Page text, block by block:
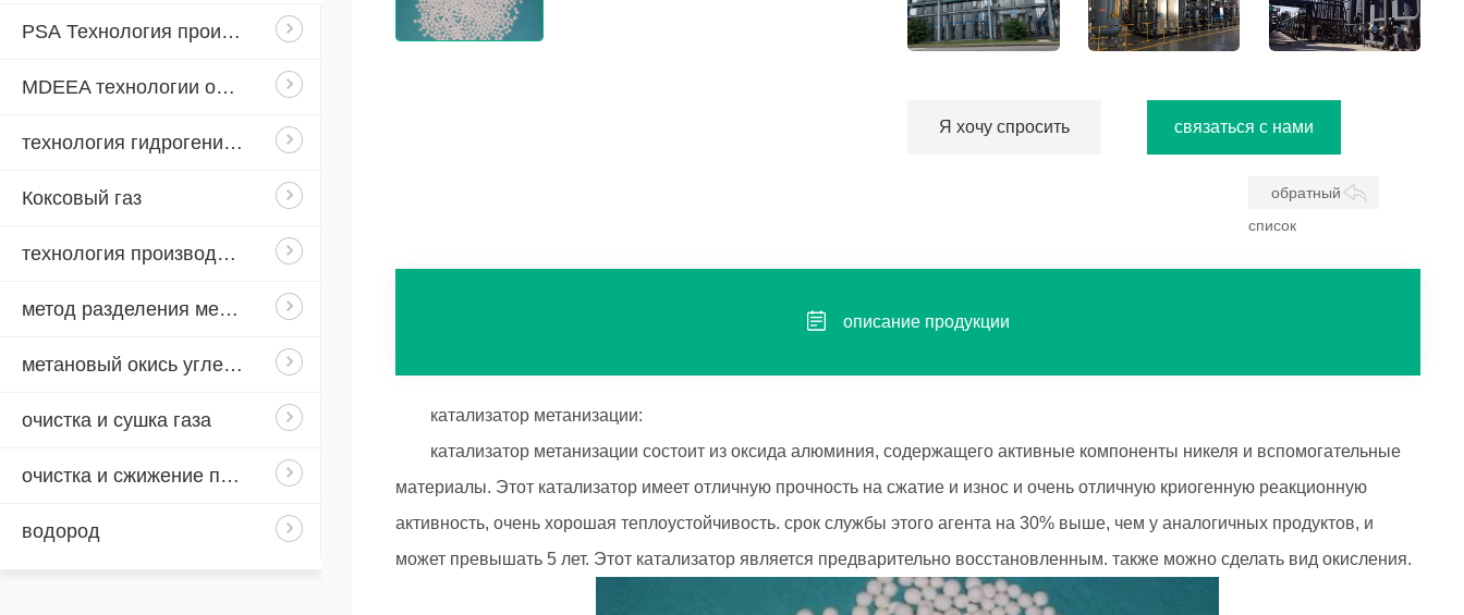
PSA Технология производства азота
MDEEA технологии обезуглероживания
технология гидрогенизации бензола
Коксовый газ
технология производства формамида
метод разделения мембран
метановый окись углерода
очистка и сушка газа
очистка и сжижение природного газа
водород
Я хочу спросить связаться с нами
обратный
список
описание продукции
катализатор метанизации:
катализатор метанизации состоит из оксида алюминия, содержащего активные компоненты никеля и вспомогательные
материалы. Этот катализатор имеет отличную прочность на сжатие и износ и очень отличную криогенную реакционную
активность, очень хорошая теплоустойчивость. срок службы этого агента на 30% выше, чем у аналогичных продуктов, и
может превышать 5 лет. Этот катализатор является предварительно восстановленным. также можно сделать вид окисления.